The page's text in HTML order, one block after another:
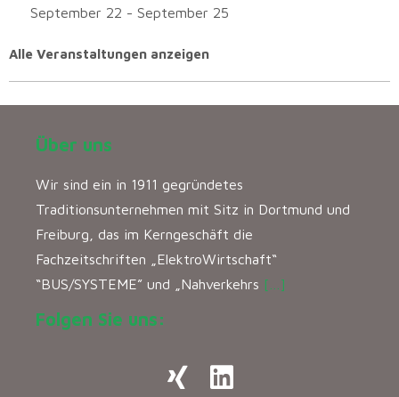
September 22 - September 25
Alle Veranstaltungen anzeigen
Über uns
Wir sind ein in 1911 gegründetes
Traditionsunternehmen mit Sitz in Dortmund und
Freiburg, das im Kerngeschäft die
Fachzeitschriften „ElektroWirtschaft“
“BUS/SYSTEME” und „Nahverkehrs […]
Folgen Sie uns: